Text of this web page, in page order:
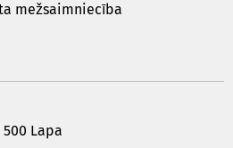
mežsaimniecība
500 Lapa